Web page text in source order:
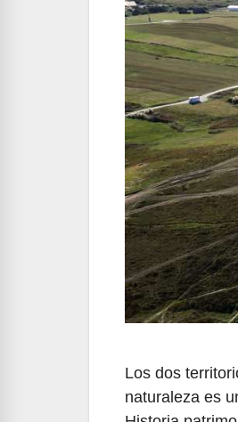
Los dos
naturaleza es